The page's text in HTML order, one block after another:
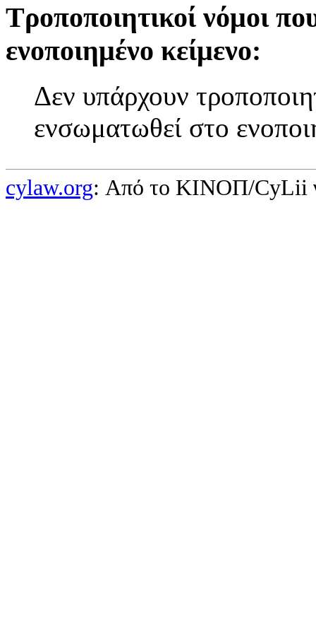
Τροποποιητικοί νόμοι
ενοποιημένο κείμενο:
Δεν υπάρχουν
ενσωματωθεί στο
cylaw.org: Από το ΚΙΝOΠ/CyLii